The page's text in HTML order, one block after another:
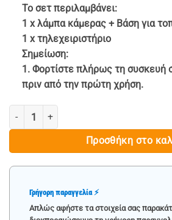
Το σετ περιλαμβάνει:
1 x λάμπα κάμερας + Βάση για
1 x τηλεχειριστήριο
Σημείωση:
1. Φορτίστε πλήρως τη συσκευή
πριν από την πρώτη χρήση.
ΗΛΙΑΚΟ ΦΩΤΙΣΤΙΚΟ LED ΣΕ ΟΜΟΙΩΜΑ
Προσθήκη στο
Γρήγορη παραγγελία ⚡
Απλώς αφήστε τα στοιχεία σας